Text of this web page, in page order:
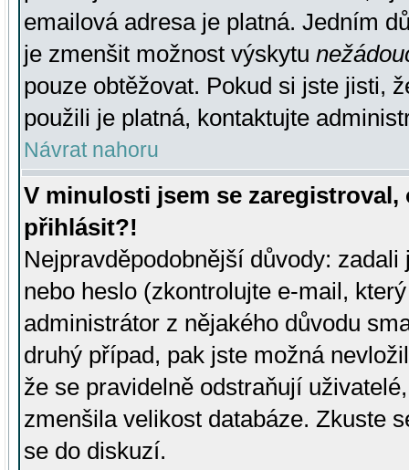
emailová adresa je platná. Jedním
je zmenšit možnost výskytu
pouze obtěžovat. Pokud si jste jisti,
použili je platná, kontaktujte
Návrat nahoru
V minulosti jsem se
přihlásit?!
Nejpravděpodobnější důvody:
nebo heslo (zkontrolujte e-mail,
administrátor z nějakého důvodu
druhý případ, pak jste možná
že se pravidelně odstraňují
zmenšila velikost databáze. Zkuste
se do diskuzí.